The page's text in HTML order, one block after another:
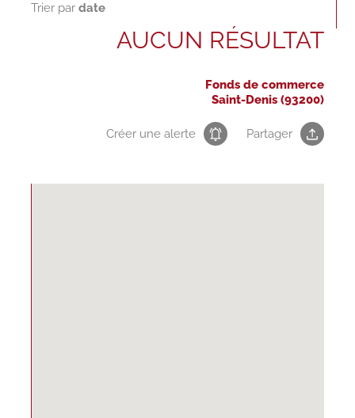
Trier par
AUCUN RÉSULTAT
Fonds de commerce
Saint-Denis (93200)
Créer une alerte Partager